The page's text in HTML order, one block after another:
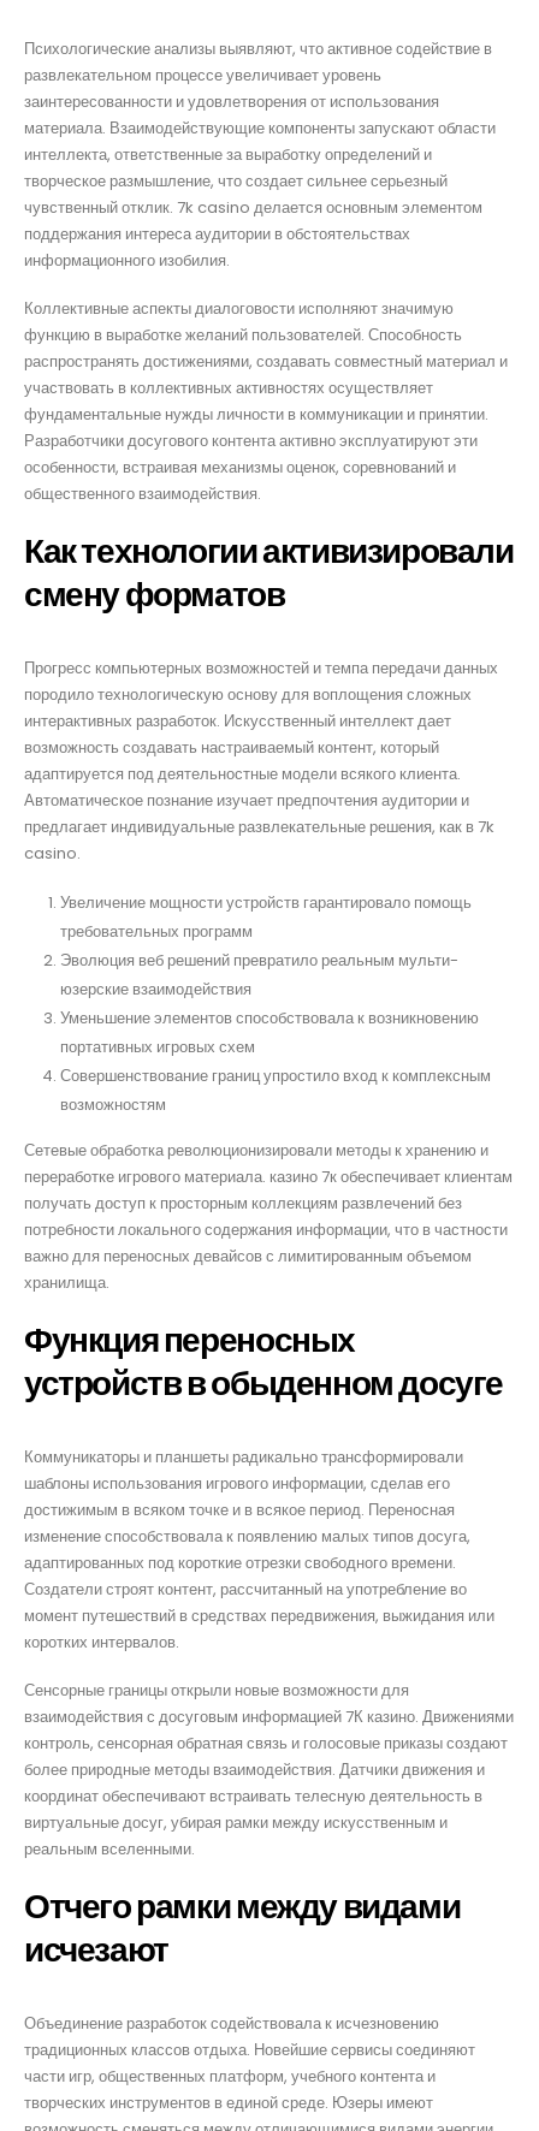
Психологические анализы выявляют, что активное содействие в
развлекательном процессе увеличивает уровень
заинтересованности и удовлетворения от использования
материала. Взаимодействующие компоненты запускают области
интеллекта, ответственные за выработку определений и
творческое размышление, что создает сильнее серьезный
чувственный отклик. 7k casino делается основным элементом
поддержания интереса аудитории в обстоятельствах
информационного изобилия.
Коллективные аспекты диалоговости исполняют значимую
функцию в выработке желаний пользователей. Способность
распространять достижениями, создавать совместный материал и
участвовать в коллективных активностях осуществляет
фундаментальные нужды личности в коммуникации и принятии.
Разработчики досугового контента активно эксплуатируют эти
особенности, встраивая механизмы оценок, соревнований и
общественного взаимодействия.
Как технологии активизировали
смену форматов
Прогресс компьютерных возможностей и темпа передачи данных
породило технологическую основу для воплощения сложных
интерактивных разработок. Искусственный интеллект дает
возможность создавать настраиваемый контент, который
адаптируется под деятельностные модели всякого клиента.
Автоматическое познание изучает предпочтения аудитории и
предлагает индивидуальные развлекательные решения, как в 7k
casino.
Увеличение мощности устройств гарантировало помощь
требовательных программ
Эволюция веб решений превратило реальным мульти-
юзерские взаимодействия
Уменьшение элементов способствовала к возникновению
портативных игровых схем
Совершенствование границ упростило вход к комплексным
возможностям
Сетевые обработка революционизировали методы к хранению и
переработке игрового материала. казино 7к обеспечивает клиентам
получать доступ к просторным коллекциям развлечений без
потребности локального содержания информации, что в частности
важно для переносных девайсов с лимитированным объемом
хранилища.
Функция переносных
устройств в обыденном досуге
Коммуникаторы и планшеты радикально трансформировали
шаблоны использования игрового информации, сделав его
достижимым в всяком точке и в всякое период. Переносная
изменение способствовала к появлению малых типов досуга,
адаптированных под короткие отрезки свободного времени.
Создатели строят контент, рассчитанный на употребление во
момент путешествий в средствах передвижения, выжидания или
коротких интервалов.
Сенсорные границы открыли новые возможности для
взаимодействия с досуговым информацией 7К казино. Движениями
контроль, сенсорная обратная связь и голосовые приказы создают
более природные методы взаимодействия. Датчики движения и
координат обеспечивают встраивать телесную деятельность в
виртуальные досуг, убирая рамки между искусственным и
реальным вселенными.
Отчего рамки между видами
исчезают
Объединение разработок содействовала к исчезновению
традиционных классов отдыха. Новейшие сервисы соединяют
части игр, общественных платформ, учебного контента и
творческих инструментов в единой среде. Юзеры имеют